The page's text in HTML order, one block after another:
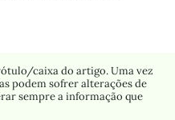
caixa do artigo. Uma vez
podem sofrer alterações de
sempre a informação que